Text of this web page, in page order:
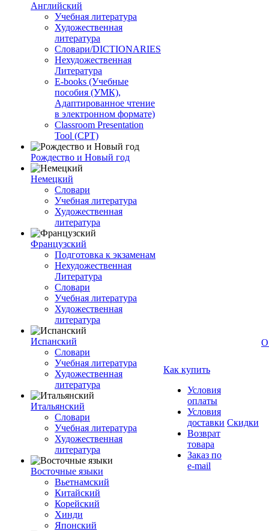
Английский
Учебная литература
Художественная
литература
Словари/DICTIONARIES
Нехудожественная
Литература
E-books (Учебные
пособия (УМК),
Адаптированное чтение
в электронном формате)
Classroom Presentation
Tool (CPT)
Рождество и Новый год
Немецкий
Словари
Учебная литература
Художественная
литература
Французский
Подготовка к экзаменам
Нехудожественная
Литература
Словари
Учебная литература
Художественная
литература
Испанский
Словари
Учебная литература
Художественная
литература
Итальянский
Словари
Учебная литература
Художественная
литература
Восточные языки
Вьетнамский
Китайский
Корейский
Хинди
Японский
Как купить
Условия
оплаты
Условия
доставки
Возврат
товара
Заказ по
e-mail
Скидки
О